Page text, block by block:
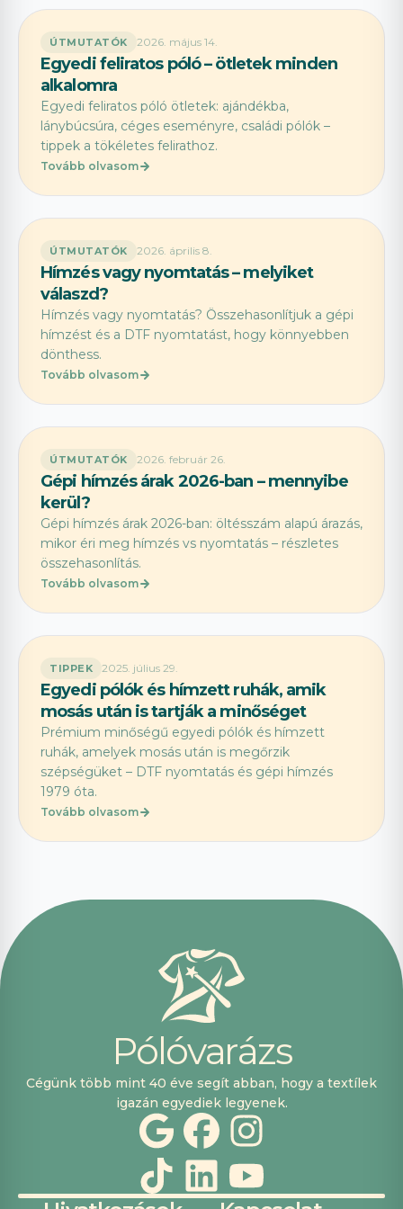
ÚTMUTATÓK 2026. május 14.
Egyedi feliratos póló – ötletek minden
alkalomra
Egyedi feliratos póló ötletek: ajándékba,
lánybúcsúra, céges eseményre, családi pólók –
tippek a tökéletes felirathoz.
Tovább olvasom
ÚTMUTATÓK 2026. április 8.
Hímzés vagy nyomtatás – melyiket
válaszd?
Hímzés vagy nyomtatás? Összehasonlítjuk a gépi
hímzést és a DTF nyomtatást, hogy könnyebben
dönthess.
Tovább olvasom
ÚTMUTATÓK 2026. február 26.
Gépi hímzés árak 2026-ban – mennyibe
kerül?
Gépi hímzés árak 2026-ban: öltésszám alapú árazás,
mikor éri meg hímzés vs nyomtatás – részletes
összehasonlítás.
Tovább olvasom
TIPPEK 2025. július 29.
Egyedi pólók és hímzett ruhák, amik
mosás után is tartják a minőséget
Prémium minőségű egyedi pólók és hímzett
ruhák, amelyek mosás után is megőrzik
szépségüket – DTF nyomtatás és gépi hímzés
1979 óta.
Tovább olvasom
Pólóvarázs
Cégünk több mint 40 éve segít abban, hogy a textílek
igazán egyediek legyenek.